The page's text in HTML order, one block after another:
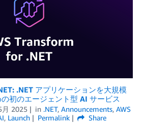
.NET アプリケーションを大規模
初のエージェント型 AI サービス
月 2025 in .NET, Announcements, AWS
, Launch Permalink
Share